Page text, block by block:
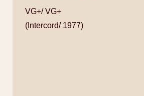
VG+/ VG+
(Intercord/ 1977)